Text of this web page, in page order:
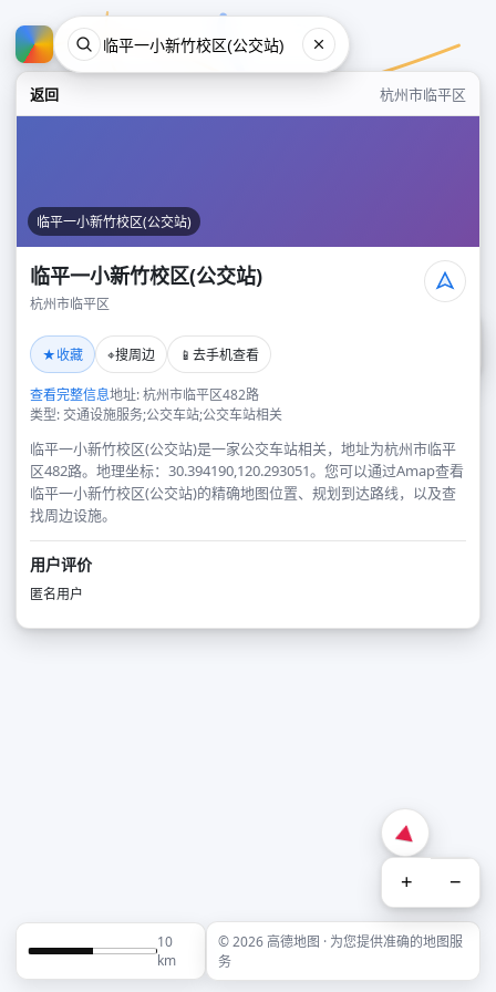
返回 杭州市临平区
临平一小新竹校区(公交站)
临平一小新竹校区(公交站)
杭州市临平区
★收藏 ⌖搜周边 📱 去手机查看
查看完整信息地址: 杭州市临平区482路
类型: 交通设施服务;公交车站;公交车站相关
临平一小新竹校区(公交站)是一家公交车站相关，地址为杭州市临平
区482路。地理坐标：30.394190,120.293051。您可以通过Amap查看
临平一小新竹校区(公交站)的精确地图位置、规划到达路线，以及查
找周边设施。
用户评价
匿名用户
+ −
10
km
© 2026 高德地图 · 为您提供准确的地图服
务